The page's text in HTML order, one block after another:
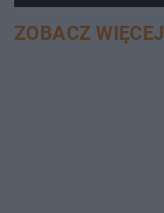
ZOBACZ WIĘCEJ